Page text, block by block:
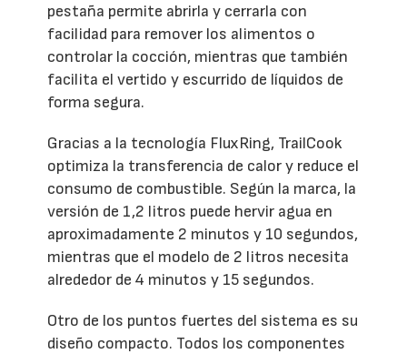
pestaña permite abrirla y cerrarla con
facilidad para remover los alimentos o
controlar la cocción, mientras que también
facilita el vertido y escurrido de líquidos de
forma segura.
Gracias a la tecnología FluxRing, TrailCook
optimiza la transferencia de calor y reduce el
consumo de combustible. Según la marca, la
versión de 1,2 litros puede hervir agua en
aproximadamente 2 minutos y 10 segundos,
mientras que el modelo de 2 litros necesita
alrededor de 4 minutos y 15 segundos.
Otro de los puntos fuertes del sistema es su
diseño compacto. Todos los componentes